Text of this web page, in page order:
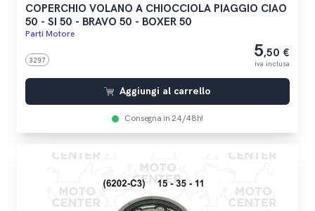
COPERCHIO VOLANO A CHIOCCIOLA PIAGGIO CIAO
50 - SI 50 - BRAVO 50 - BOXER 50
Parti Motore
3297 5,50 €
iva inclusa
Aggiungi al carrello
Consegna in 24/48h!